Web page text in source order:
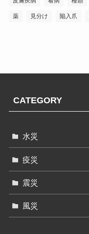
薬 見分け 陥入爪
CATEGORY
水災
疫災
震災
風災